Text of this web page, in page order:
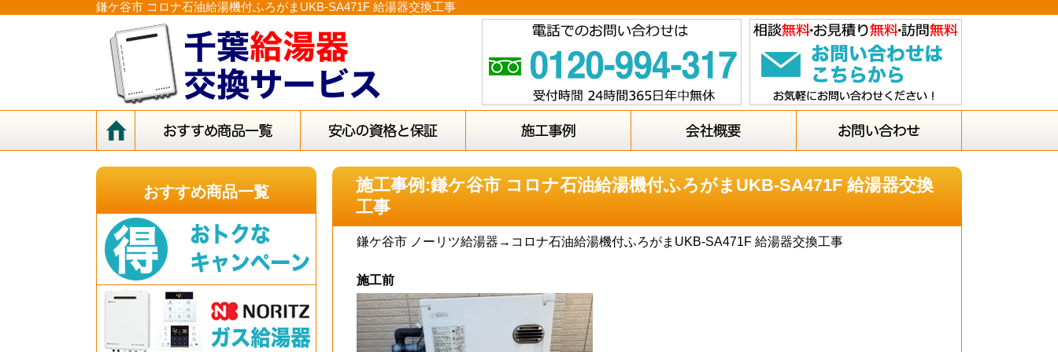
鎌ケ谷市 コロナ石油給湯機付ふろがまUKB-SA471F 給湯器交換工事
施工事例:鎌ケ谷市 コロナ石油給湯機付ふろがまUKB-SA471F 給湯器交換
工事
鎌ケ谷市 ノーリツ給湯器→コロナ石油給湯機付ふろがまUKB-SA471F 給湯器交換工事
施工前
おすすめ商品一覧